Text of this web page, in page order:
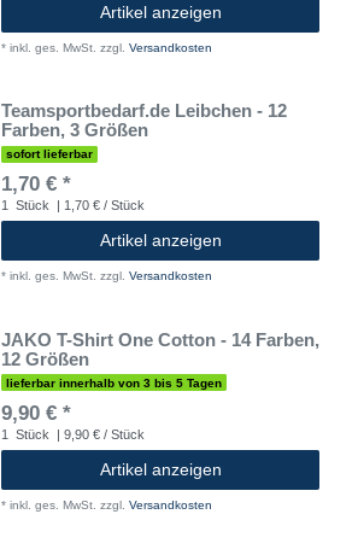
Artikel anzeigen
* inkl. ges. MwSt. zzgl. Versandkosten
Teamsportbedarf.de Leibchen - 12
Farben, 3 Größen
sofort lieferbar
1,70 € *
1 Stück | 1,70 € / Stück
Artikel anzeigen
* inkl. ges. MwSt. zzgl. Versandkosten
JAKO T-Shirt One Cotton - 14 Farben,
12 Größen
lieferbar innerhalb von 3 bis 5 Tagen
9,90 € *
1 Stück | 9,90 € / Stück
Artikel anzeigen
* inkl. ges. MwSt. zzgl. Versandkosten